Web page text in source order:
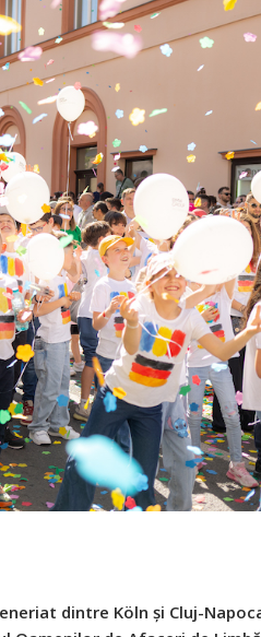
dintre Köln și Cluj-